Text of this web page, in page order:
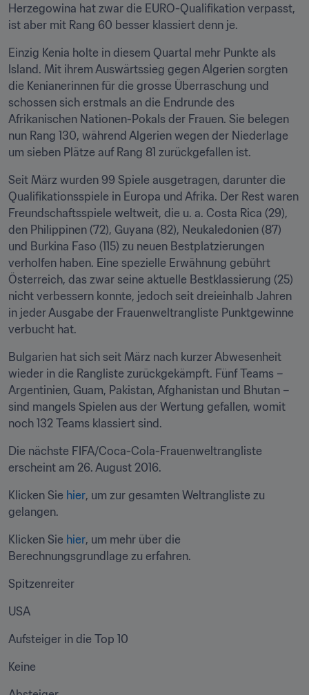
Herzegowina hat zwar die EURO-Quali­fikation verpasst,
ist aber mit Rang 60 besser klassiert denn je.
Einzig Kenia holte in diesem Quartal mehr Punkte als
Island. Mit ihrem Auswärtssieg gegen Algerien sorgten
die Kenianerinnen für die grosse Überraschung und
schossen sich erstmals an die Endrunde des
Afrikanischen Nationen-Pokals der Frauen. Sie belegen
nun Rang 130, während Algerien wegen der Niederlage
um sieben Plätze auf Rang 81 zurückgefallen ist.
Seit März wurden 99 Spiele ausgetragen, darunter die
Qualifikationsspiele in Europa und Afrika. Der Rest waren
Freundschaftsspiele weltweit, die u. a. Costa Rica (29),
den Philippinen (72), Guyana (82), Neukaledonien (87)
und Burkina Faso (115) zu neuen Bestplatzierungen
verholfen haben. Eine spezielle Erwähnung gebührt
Österreich, das zwar seine aktuelle Bestklassierung (25)
nicht verbessern konnte, jedoch seit dreieinhalb Jahren
in jeder Ausgabe der Frauenweltrangliste Punktgewinne
verbucht hat.
Bulgarien hat sich seit März nach kurzer Abwesenheit
wieder in die Rangliste zurückgekämpft. Fünf Teams –
Argentinien, Guam, Pakistan, Afghanistan und Bhutan –
sind mangels Spielen aus der Wertung gefallen, womit
noch 132 Teams klassiert sind.
Die nächste FIFA/Coca-Cola-Frauenweltrangliste
erscheint am 26. August 2016.
Klicken Sie hier, um zur gesamten Weltrangliste zu
gelangen.
Klicken Sie hier, um mehr über die
Berechnungsgrundlage zu erfahren.
Spitzenreiter
USA
Aufsteiger in die Top 10
Keine